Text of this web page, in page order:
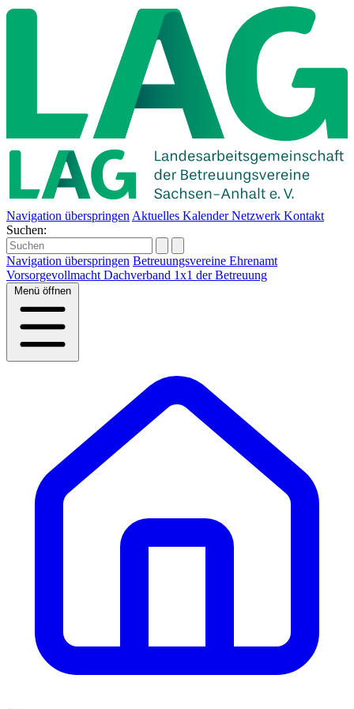
Navigation überspringen Aktuelles Kalender Netzwerk Kontakt
Suchen:
Navigation überspringen Betreuungsvereine Ehrenamt
Vorsorgevollmacht Dachverband 1x1 der Betreuung
Menü öffnen